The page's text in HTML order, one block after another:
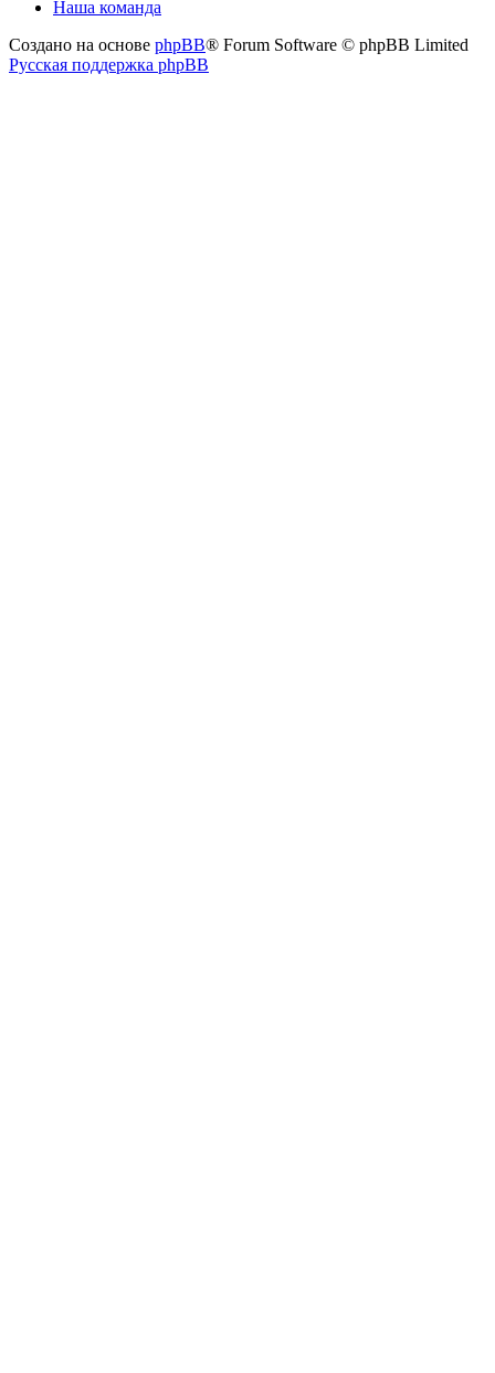
Наша команда
Создано на основе phpBB® Forum Software © phpBB Limited
Русская поддержка phpBB